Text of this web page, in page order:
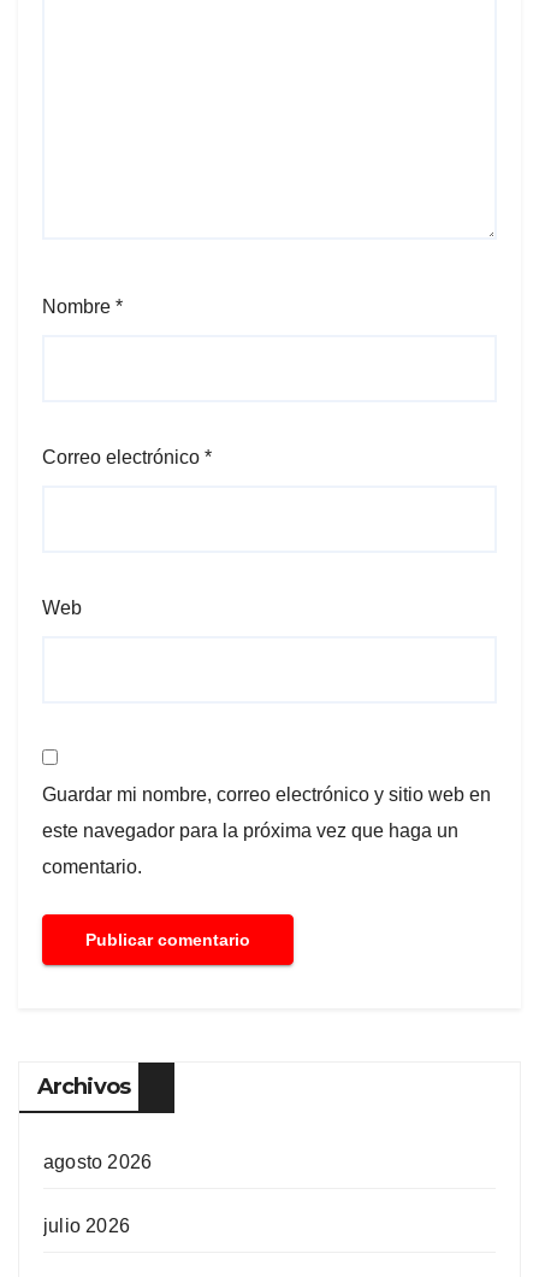
Nombre *
Correo electrónico *
Web
Guardar mi nombre, correo electrónico y sitio web en
este navegador para la próxima vez que haga un
comentario.
Archivos
agosto 2026
julio 2026